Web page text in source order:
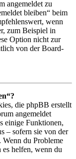
angemeldet zu
bleiben“ beim
wenn
zum Beispiel in
Option nicht zur
von der Board-
die phpBB erstellt
angemeldet
einige Funktionen,
– sofern sie von der
du Probleme
helfen, wenn du